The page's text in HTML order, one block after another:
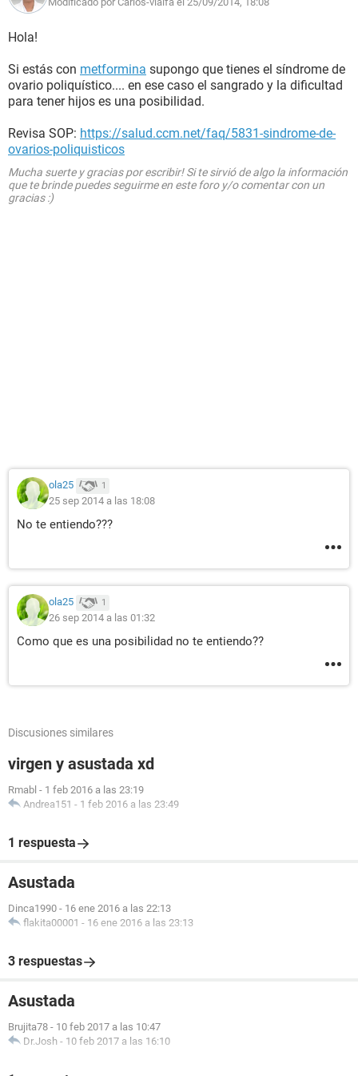
Hola!
Si estás con metformina supongo que tienes el síndrome de
ovario poliquístico.... en ese caso el sangrado y la dificultad
para tener hijos es una posibilidad.
Revisa SOP: https://salud.ccm.net/faq/5831-sindrome-de-
ovarios-poliquisticos
Mucha suerte y gracias por escribir! Si te sirvió de algo la información
que te brinde puedes seguirme en este foro y/o comentar con un
gracias :)
ola25 1
25 sep 2014 a las 18:08
No te entiendo???
ola25 1
26 sep 2014 a las 01:32
Como que es una posibilidad no te entiendo??
Discusiones similares
virgen y asustada xd
Rmabl - 1 feb 2016 a las 23:19
Andrea151 - 1 feb 2016 a las 23:49
1 respuesta
Asustada
Dinca1990 - 16 ene 2016 a las 22:13
flakita00001 - 16 ene 2016 a las 23:13
3 respuestas
Asustada
Brujita78 - 10 feb 2017 a las 10:47
Dr.Josh - 10 feb 2017 a las 16:10